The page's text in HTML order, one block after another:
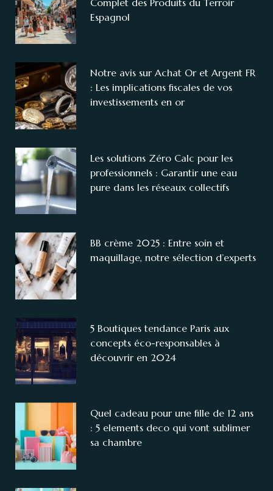
Espagnol
Notre avis sur Achat Or et Argent FR
: Les implications fiscales de vos
investissements en or
Les solutions Zéro Calc pour les
professionnels : Garantir une eau
pure dans les réseaux collectifs
BB crème 2025 : Entre soin et
maquillage, notre sélection d’experts
5 Boutiques tendance Paris aux
concepts éco-responsables à
découvrir en 2024
Quel cadeau pour une fille de 12 ans
: 5 elements deco qui vont sublimer
sa chambre